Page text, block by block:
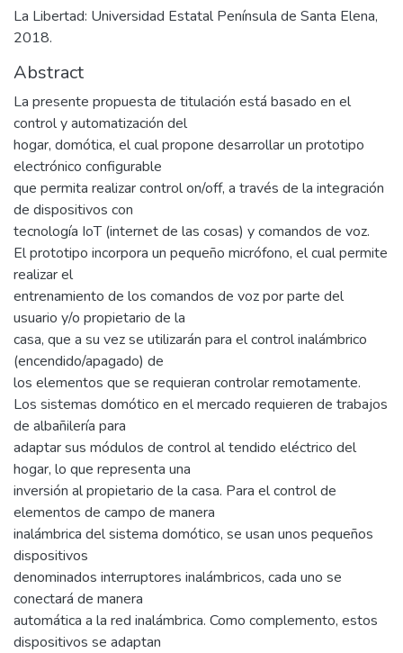
La Libertad: Universidad Estatal Península de Santa Elena,
2018.
Abstract
La presente propuesta de titulación está basado en el
control y automatización del
hogar, domótica, el cual propone desarrollar un prototipo
electrónico configurable
que permita realizar control on/off, a través de la integración
de dispositivos con
tecnología IoT (internet de las cosas) y comandos de voz.
El prototipo incorpora un pequeño micrófono, el cual permite
realizar el
entrenamiento de los comandos de voz por parte del
usuario y/o propietario de la
casa, que a su vez se utilizarán para el control inalámbrico
(encendido/apagado) de
los elementos que se requieran controlar remotamente.
Los sistemas domótico en el mercado requieren de trabajos
de albañilería para
adaptar sus módulos de control al tendido eléctrico del
hogar, lo que representa una
inversión al propietario de la casa. Para el control de
elementos de campo de manera
inalámbrica del sistema domótico, se usan unos pequeños
dispositivos
denominados interruptores inalámbricos, cada uno se
conectará de manera
automática a la red inalámbrica. Como complemento, estos
dispositivos se adaptan